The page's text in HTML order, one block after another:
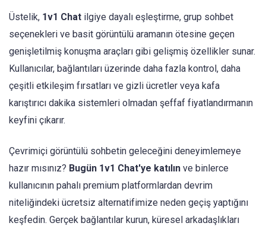
Üstelik, 1v1 Chat ilgiye dayalı eşleştirme, grup sohbet
seçenekleri ve basit görüntülü aramanın ötesine geçen
genişletilmiş konuşma araçları gibi gelişmiş özellikler sunar.
Kullanıcılar, bağlantıları üzerinde daha fazla kontrol, daha
çeşitli etkileşim fırsatları ve gizli ücretler veya kafa
karıştırıcı dakika sistemleri olmadan şeffaf fiyatlandırmanın
keyfini çıkarır.
Çevrimiçi görüntülü sohbetin geleceğini deneyimlemeye
hazır mısınız? Bugün 1v1 Chat'ye katılın ve binlerce
kullanıcının pahalı premium platformlardan devrim
niteliğindeki ücretsiz alternatifimize neden geçiş yaptığını
keşfedin. Gerçek bağlantılar kurun, küresel arkadaşlıkları